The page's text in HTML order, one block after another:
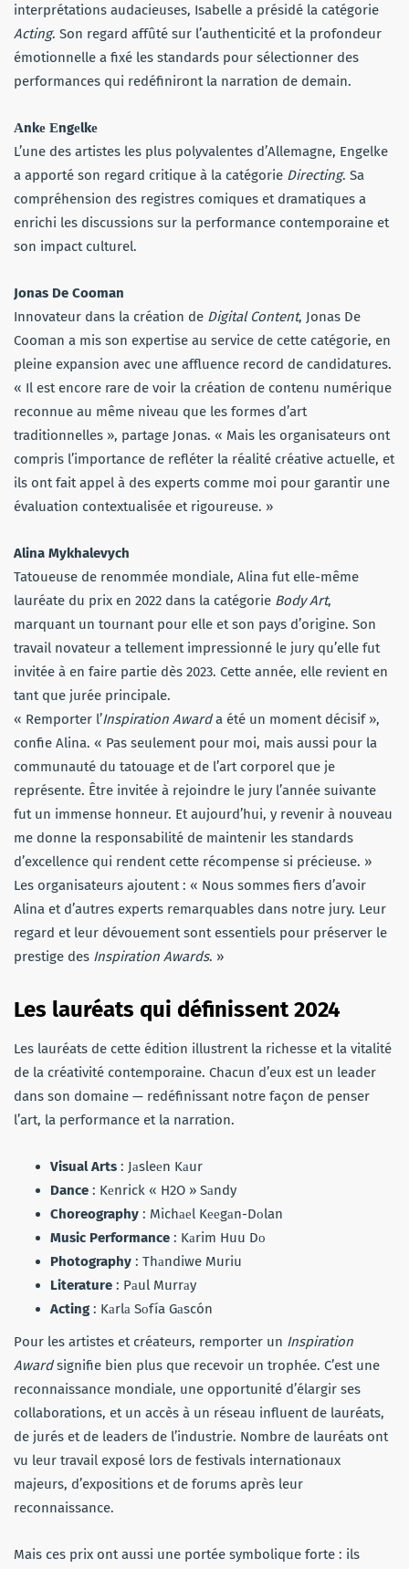
interprétations audacieuses, Isabelle a présidé la catégorie
Acting. Son regard affûté sur l’authenticité et la profondeur
émotionnelle a fixé les standards pour sélectionner des
performances qui redéfiniront la narration de demain.
Аnkе Еngеlkе
L’une des artistes les plus polyvalentes d’Allemagne, Engelke
a apporté son regard critique à la catégorie Directing. Sa
compréhension des registres comiques et dramatiques a
enrichi les discussions sur la performance contemporaine et
son impact culturel.
Jonas De Cooman
Innovateur dans la création de Digital Content, Jonas De
Cooman a mis son expertise au service de cette catégorie, en
pleine expansion avec une affluence record de candidatures.
« Il est encore rare de voir la création de contenu numérique
reconnue au même niveau que les formes d’art
traditionnelles », partage Jonas. « Mais les organisateurs ont
compris l’importance de refléter la réalité créative actuelle, et
ils ont fait appel à des experts comme moi pour garantir une
évaluation contextualisée et rigoureuse. »
Alina Mykhalevych
Tatoueuse de renommée mondiale, Alina fut elle-même
lauréate du prix en 2022 dans la catégorie Body Art,
marquant un tournant pour elle et son pays d’origine. Son
travail novateur a tellement impressionné le jury qu’elle fut
invitée à en faire partie dès 2023. Cette année, elle revient en
tant que jurée principale.
« Remporter l’Inspiration Awarda été un moment décisif »,
confie Alina. « Pas seulement pour moi, mais aussi pour la
communauté du tatouage et de l’art corporel que je
représente. Être invitée à rejoindre le jury l’année suivante
fut un immense honneur. Et aujourd’hui, y revenir à nouveau
me donne la responsabilité de maintenir les standards
d’excellence qui rendent cette récompense si précieuse. »
Les organisateurs ajoutent : « Nous sommes fiers d’avoir
Alina et d’autres experts remarquables dans notre jury. Leur
regard et leur dévouement sont essentiels pour préserver le
prestige des Inspiration Awards. »
Les lauréats qui définissent 2024
Les lauréats de cette édition illustrent la richesse et la vitalité
de la créativité contemporaine. Chacun d’eux est un leader
dans son domaine — redéfinissant notre façon de penser
l’art, la performance et la narration.
Visual Arts : Jаsleеn Kаur
Dance : Kеnrick « H2O » Sаndy
Choreography : Michаеl Kееgаn-Dоlan
Music Performance : Kаrim Huu Dо
Photography : Thаndiwe Muriu
Literature : Pаul Murrаy
Acting: Kаrlа Sоfía Gаscón
Pour les artistes et créateurs, remporter un Inspiration
Awardsignifie bien plus que recevoir un trophée. C’est une
reconnaissance mondiale, une opportunité d’élargir ses
collaborations, et un accès à un réseau influent de lauréats,
de jurés et de leaders de l’industrie. Nombre de lauréats ont
vu leur travail exposé lors de festivals internationaux
majeurs, d’expositions et de forums après leur
reconnaissance.
Mais ces prix ont aussi une portée symbolique forte : ils